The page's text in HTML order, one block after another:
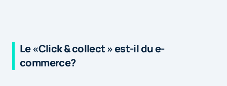
Le «​​Click & collect »​​ est-il du e-
commerce?